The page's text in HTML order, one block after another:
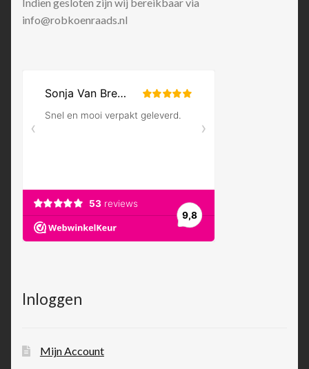
Indien gesloten zijn wij bereikbaar via
info@robkoenraads.nl
Inloggen
Mijn Account